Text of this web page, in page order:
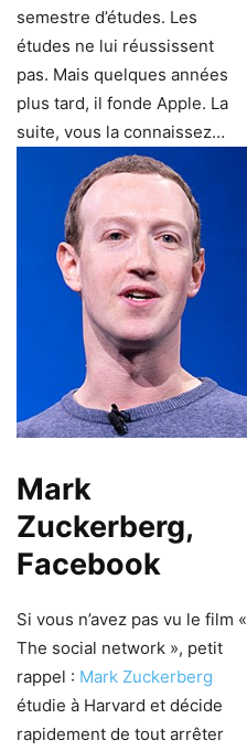
semestre d’études. Les
études ne lui réussissent
pas. Mais quelques années
plus tard, il fonde Apple. La
suite, vous la connaissez…
Mark
Zuckerberg,
Facebook
Si vous n’avez pas vu le film «
The social network », petit
rappel : Mark Zuckerberg
étudie à Harvard et décide
rapidement de tout arrêter